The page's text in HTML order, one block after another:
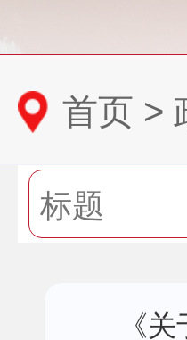
首页 >